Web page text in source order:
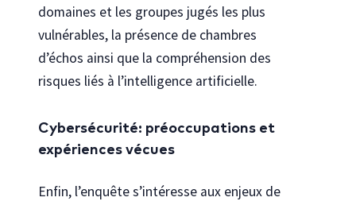
domaines et les groupes jugés les plus
vulnérables, la présence de chambres
d’échos ainsi que la compréhension des
risques liés à l’intelligence artificielle.
Cybersécurité: préoccupations et
expériences vécues
Enfin, l’enquête s’intéresse aux enjeux de